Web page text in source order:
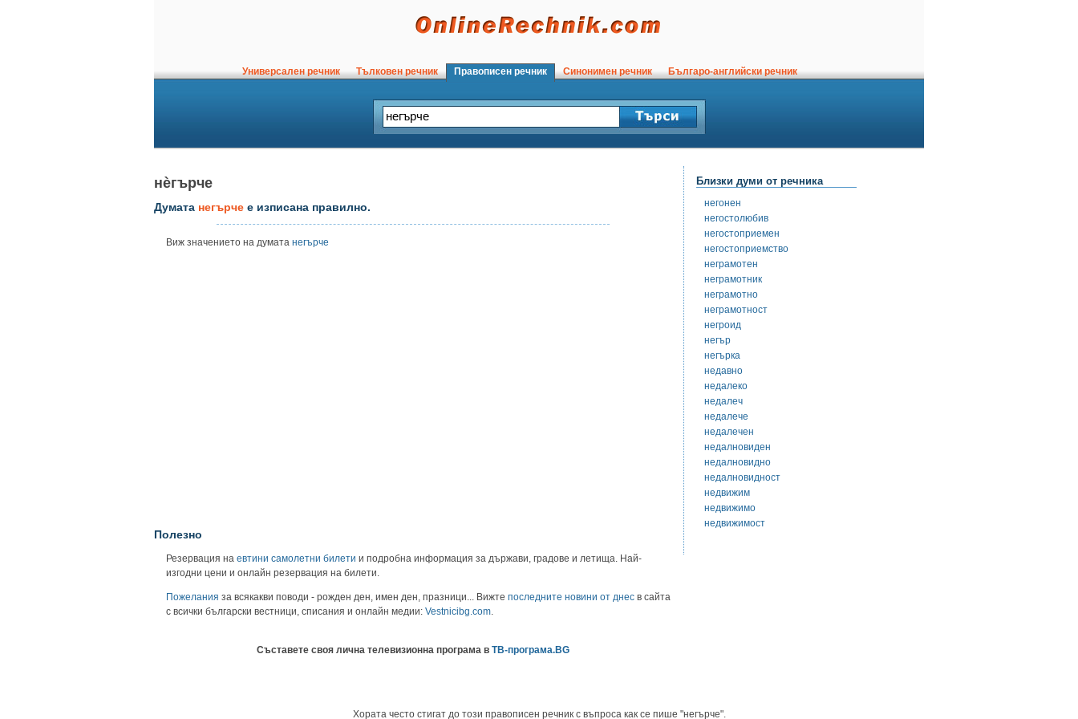
Универсален речник Тълковен речник Правописен речник Синонимен речник Българо-английски речник
нѐгърче
Думата негърче е изписана правилно.
Виж значението на думата негърче
Полезно
Резервация на евтини самолетни билети и подробна информация за държави, градове и летища. Най-
изгодни цени и онлайн резервация на билети.
Пожелания за всякакви поводи - рожден ден, имен ден, празници... Вижте последните новини от днес в сайта
с всички български вестници, списания и онлайн медии: Vestnicibg.com.
Съставете своя лична телевизионна програма в ТВ-програма.BG
Близки думи от речника
негонен
негостолюбив
негостоприемен
негостоприемство
неграмотен
неграмотник
неграмотно
неграмотност
негроид
негър
негърка
недавно
недалеко
недалеч
недалече
недалечен
недалновиден
недалновидно
недалновидност
недвижим
недвижимо
недвижимост
Хората често стигат до този правописен речник с въпроса как се пише "негърче".